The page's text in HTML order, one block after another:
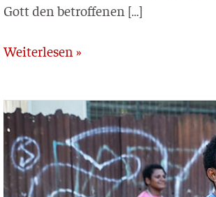
Gott den betroffenen […]
Weiterlesen »
Shape
Life
–
Papua-
Neuguinea